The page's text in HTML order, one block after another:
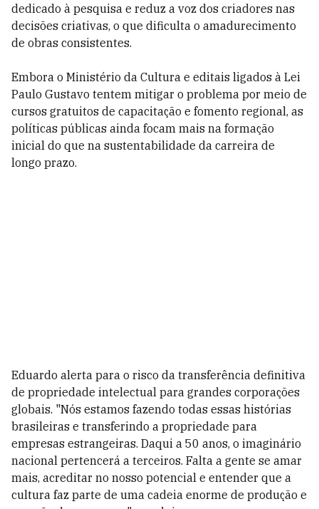
dedicado à pesquisa e reduz a voz dos criadores nas
decisões criativas, o que dificulta o amadurecimento
de obras consistentes.
Embora o Ministério da Cultura e editais ligados à Lei
Paulo Gustavo tentem mitigar o problema por meio de
cursos gratuitos de capacitação e fomento regional, as
políticas públicas ainda focam mais na formação
inicial do que na sustentabilidade da carreira de
longo prazo.
Eduardo alerta para o risco da transferência definitiva
de propriedade intelectual para grandes corporações
globais. "Nós estamos fazendo todas essas histórias
brasileiras e transferindo a propriedade para
empresas estrangeiras. Daqui a 50 anos, o imaginário
nacional pertencerá a terceiros. Falta a gente se amar
mais, acreditar no nosso potencial e entender que a
cultura faz parte de uma cadeia enorme de produção e